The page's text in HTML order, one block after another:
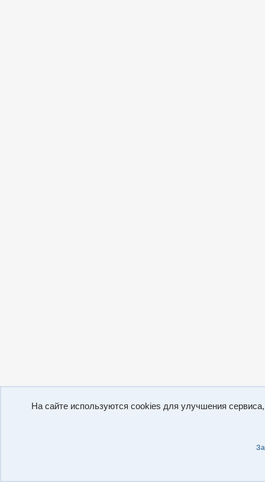
На сайте используются cookies для улучшения